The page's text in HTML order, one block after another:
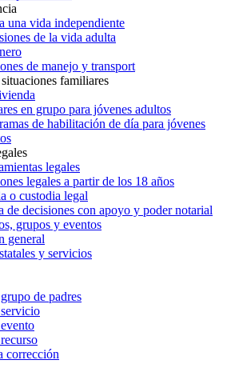
una vida independiente
de la vida adulta
de manejo y transport
familiares
en grupo para jóvenes adultos
de habilitación de día para jóvenes
legales
legales a partir de los 18 años
o custodia legal
de decisiones con apoyo y poder notarial
grupos y eventos
general
y servicios
de padres
corrección